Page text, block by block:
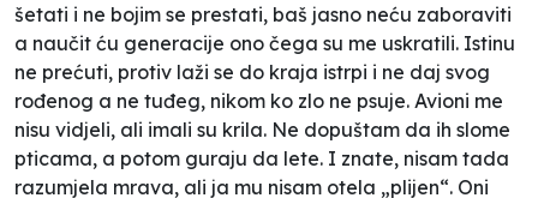
šetati i ne bojim se prestati, baš jasno neću zaboraviti
a naučit ću generacije ono čega su me uskratili. Istinu
ne prećuti, protiv laži se do kraja istrpi i ne daj svog
rođenog a ne tuđeg, nikom ko zlo ne psuje. Avioni me
nisu vidjeli, ali imali su krila. Ne dopuštam da ih slome
pticama, a potom guraju da lete. I znate, nisam tada
razumjela mrava, ali ja mu nisam otela „plijen“. Oni